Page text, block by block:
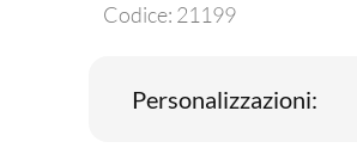
Codice: 21199
Personalizzazioni: